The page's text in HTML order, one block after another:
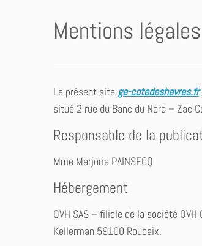
Mentions légales
Le présent site ge-cotedeshavres.fr
situé 2 rue du Banc du Nord – Zac
Responsable de la
Mme Marjorie PAINSECQ
Hébergement
OVH SAS – filiale de la société
Kellerman 59100 Roubaix.